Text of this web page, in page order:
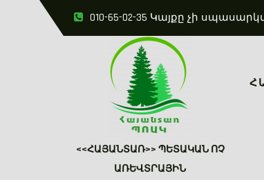
010-65-02-35 Կայքը չի
<<ՀԱՅԱՆՏԱՌ>> ՊԵՏԱԿԱՆ ՈՉ
ԱՌԵՎՏՐԱՅԻՆ